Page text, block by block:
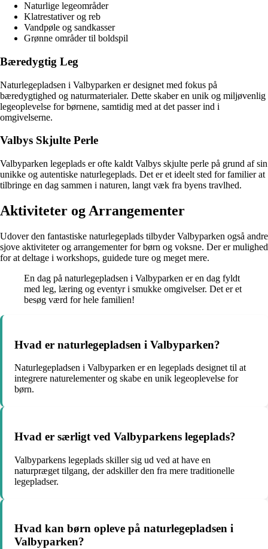
Naturlige legeområder
Klatrestativer og reb
Vandpøle og sandkasser
Grønne områder til boldspil
Bæredygtig Leg
Naturlegepladsen i Valbyparken er designet med fokus på
bæredygtighed og naturmaterialer. Dette skaber en unik og miljøvenlig
legeoplevelse for børnene, samtidig med at det passer ind i
omgivelserne.
Valbys Skjulte Perle
Valbyparken legeplads er ofte kaldt Valbys skjulte perle på grund af sin
unikke og autentiske naturlegeplads. Det er et ideelt sted for familier at
tilbringe en dag sammen i naturen, langt væk fra byens travlhed.
Aktiviteter og Arrangementer
Udover den fantastiske naturlegeplads tilbyder Valbyparken også andre
sjove aktiviteter og arrangementer for børn og voksne. Der er mulighed
for at deltage i workshops, guidede ture og meget mere.
En dag på naturlegepladsen i Valbyparken er en dag fyldt
med leg, læring og eventyr i smukke omgivelser. Det er et
besøg værd for hele familien!
Hvad er naturlegepladsen i Valbyparken?
Naturlegepladsen i Valbyparken er en legeplads designet til at
integrere naturelementer og skabe en unik legeoplevelse for
børn.
Hvad er særligt ved Valbyparkens legeplads?
Valbyparkens legeplads skiller sig ud ved at have en
naturpræget tilgang, der adskiller den fra mere traditionelle
legepladser.
Hvad kan børn opleve på naturlegepladsen i
Valbyparken?